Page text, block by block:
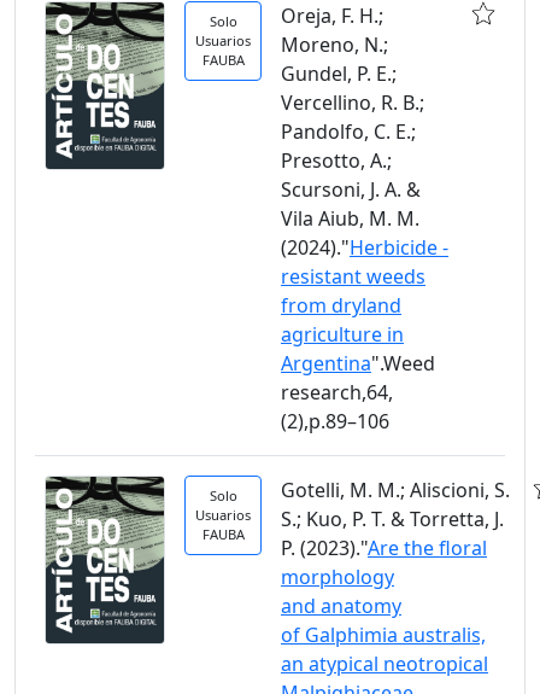
Solo
Usuarios
FAUBA
Oreja, F. H.;
Moreno, N.;
Gundel, P. E.;
Vercellino, R. B.;
Pandolfo, C. E.;
Presotto, A.;
Scursoni, J. A. &
Vila Aiub, M. M.
(2024)."Herbicide -
resistant weeds
from dryland
agriculture in
Argentina".Weed
research,64,
(2),p.89–106
Solo
Usuarios
FAUBA
Gotelli, M. M.; Aliscioni, S.
S.; Kuo, P. T. & Torretta, J.
P. (2023)."Are the floral
morphology
and anatomy
of Galphimia australis,
an atypical neotropical